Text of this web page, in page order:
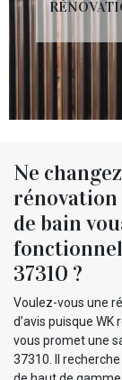
Ne
de bain
37310 ?
Voulez-vous une
d’avis puisque
vous promet une
37310. Il